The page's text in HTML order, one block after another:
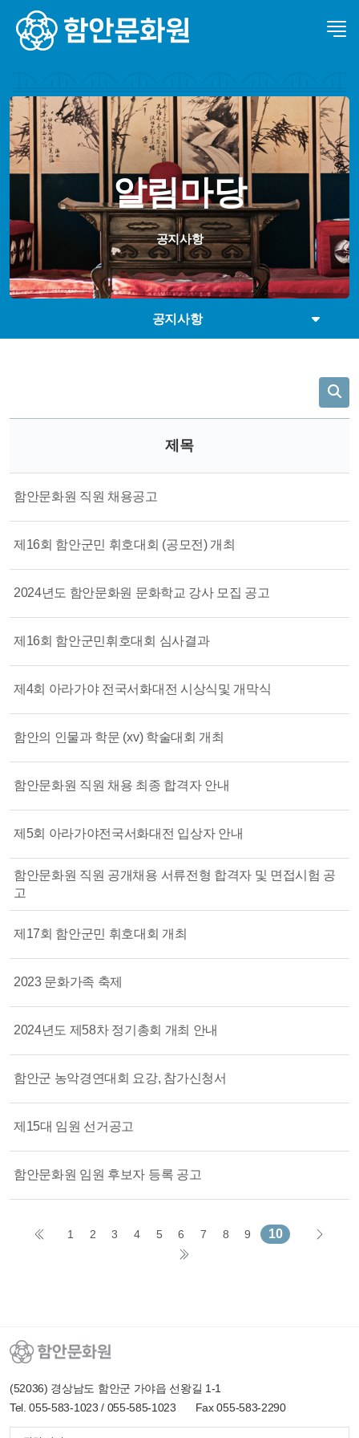
알림마당
공지사항
공지사항
제목
함안문화원 직원 채용공고
제16회 함안군민 휘호대회 (공모전) 개최
2024년도 함안문화원 문화학교 강사 모집 공고
제16회 함안군민휘호대회 심사결과
제4회 아라가야 전국서화대전 시상식및 개막식
함안의 인물과 학문 (xv) 학술대회 개최
함안문화원 직원 채용 최종 합격자 안내
제5회 아라가야전국서화대전 입상자 안내
함안문화원 직원 공개채용 서류전형 합격자 및 면접시험 공
고
제17회 함안군민 휘호대회 개최
2023 문화가족 축제
2024년도 제58차 정기총회 개최 안내
함안군 농악경연대회 요강, 참가신청서
제15대 임원 선거공고
함안문화원 임원 후보자 등록 공고
1 2 3 4 5 6 7 8 9 10
(52036) 경상남도 함안군 가야읍 선왕길 1-1
Tel. 055-583-1023 / 055-585-1023
Fax 055-583-2290